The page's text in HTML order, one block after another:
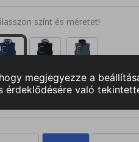
színt és méretet!
S M L XL 2XL